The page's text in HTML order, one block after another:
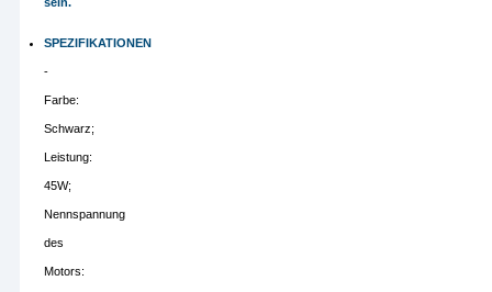
SPEZIFIKATIONEN
-
Farbe:
Schwarz;
Leistung:
45W;
Nennspannung
des
Motors: